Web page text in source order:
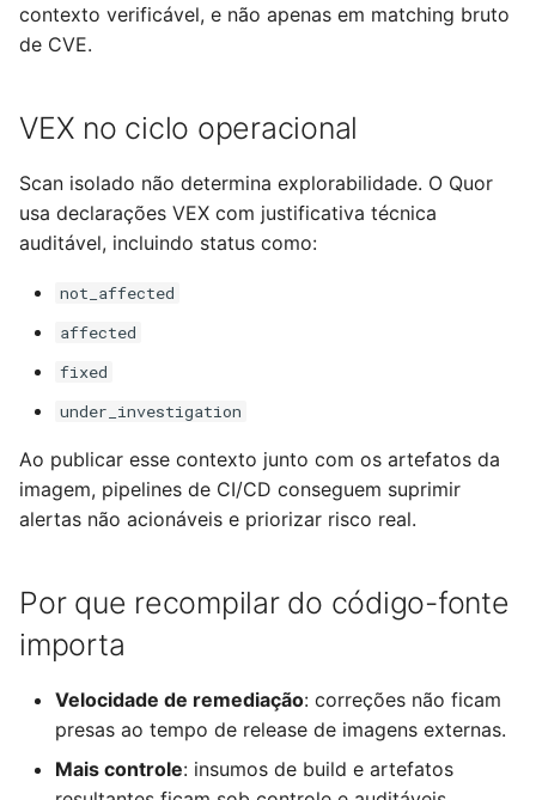
contexto verificável, e não apenas em matching bruto
de CVE.
VEX no ciclo operacional
Scan isolado não determina explorabilidade. O Quor
usa declarações VEX com justificativa técnica
auditável, incluindo status como:
not_affected
affected
fixed
under_investigation
Ao publicar esse contexto junto com os artefatos da
imagem, pipelines de CI/CD conseguem suprimir
alertas não acionáveis e priorizar risco real.
Por que recompilar do código-fonte
importa
Velocidade de remediação: correções não ficam
presas ao tempo de release de imagens externas.
Mais controle: insumos de build e artefatos